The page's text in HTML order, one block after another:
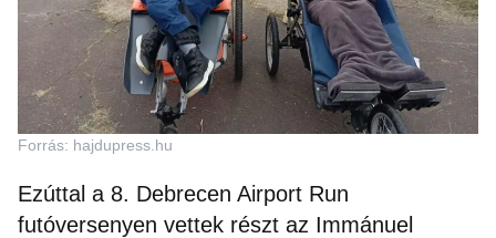
Forrás: hajdupress.hu
Ezúttal a 8. Debrecen Airport Run
futóversenyen vettek részt az Immánuel